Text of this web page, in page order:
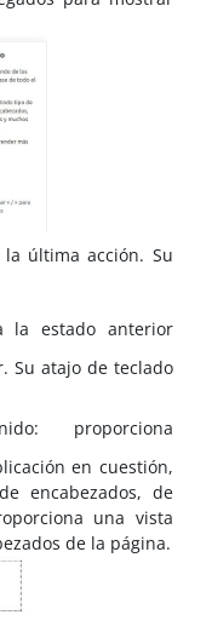
última acción. Su
la estado anterior
Su atajo de teclado
proporciona
en cuestión,
encabezados, de
una vista
de la página.